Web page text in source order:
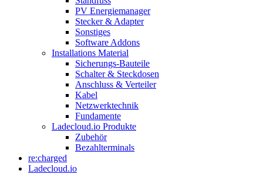
PV Energiemanager
Stecker & Adapter
Sonstiges
Software Addons
Installations Material
Sicherungs-Bauteile
Schalter & Steckdosen
Anschluss & Verteiler
Kabel
Netzwerktechnik
Fundamente
Ladecloud.io Produkte
Zubehör
Bezahlterminals
re:charged
Ladecloud.io